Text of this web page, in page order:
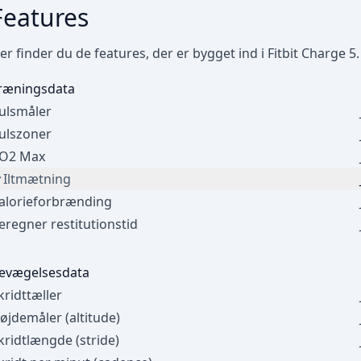
finder du de features, der er bygget ind i Fitbit Charge 5.
Max
Iltmætning
restitutionstid
(altitude)
(stride)